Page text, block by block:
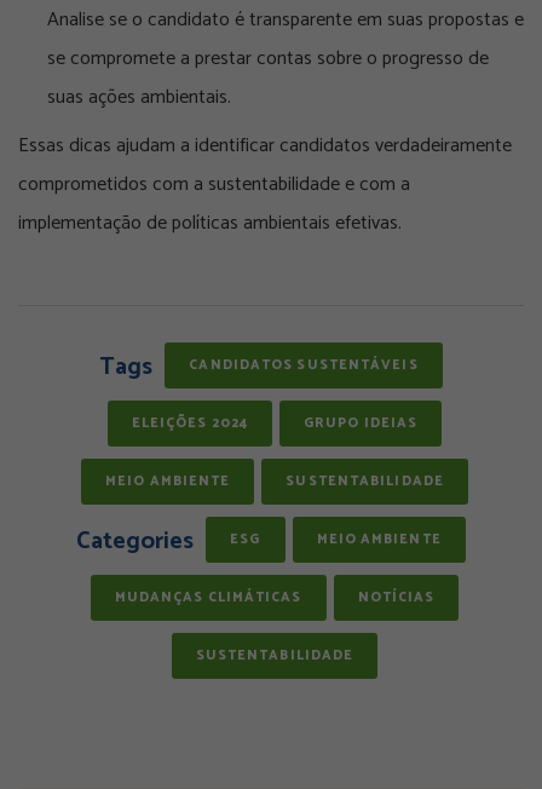
Analise se o candidato é transparente em suas propostas e
se compromete a prestar contas sobre o progresso de
suas ações ambientais.
Essas dicas ajudam a identificar candidatos verdadeiramente
comprometidos com a sustentabilidade e com a
implementação de políticas ambientais efetivas.
Tags CANDIDATOS SUSTENTÁVEIS
ELEIÇÕES 2024 GRUPO IDEIAS
MEIO AMBIENTE SUSTENTABILIDADE
Categories ESG MEIO AMBIENTE
MUDANÇAS CLIMÁTICAS NOTÍCIAS
SUSTENTABILIDADE